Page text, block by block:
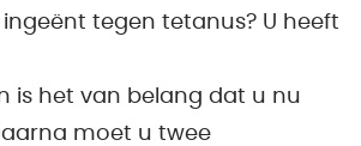
tegen tetanus? U heeft
is het van belang dat u nu
moet u twee